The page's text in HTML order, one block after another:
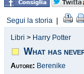
Segui la storia
Libri > Harry Potter
What has
Autore: Berenike